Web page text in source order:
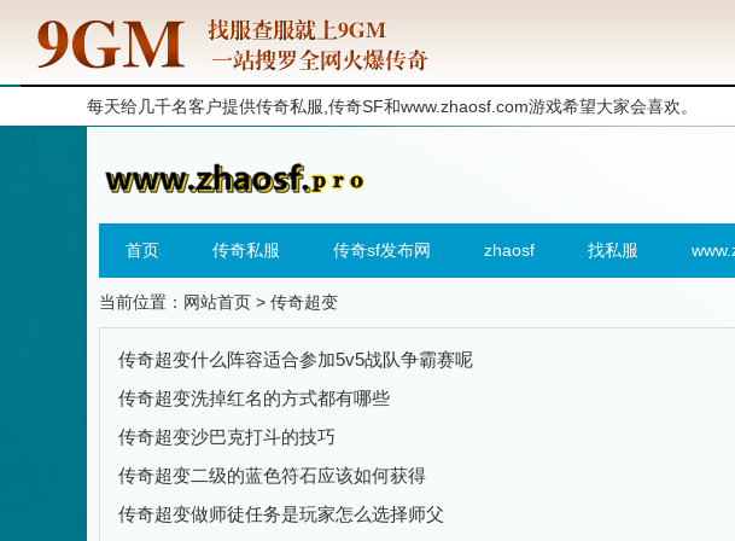
每天给几千名客户提供传奇私服,传奇SF和www.zhaosf.com游戏希望大家会喜欢。
首页 传奇私服 传奇sf发布网 zhaosf 找私服
当前位置： 网站首页 > 传奇超变
传奇超变什么阵容适合参加5v5战队争霸赛呢
传奇超变洗掉红名的方式都有哪些
传奇超变沙巴克打斗的技巧
传奇超变二级的蓝色符石应该如何获得
传奇超变做师徒任务是玩家怎么选择师父